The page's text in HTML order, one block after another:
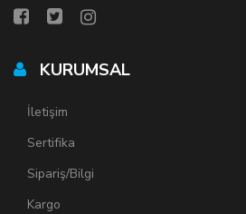
KURUMSAL
İletişim
Sertifika
Sipariş/Bilgi
Kargo